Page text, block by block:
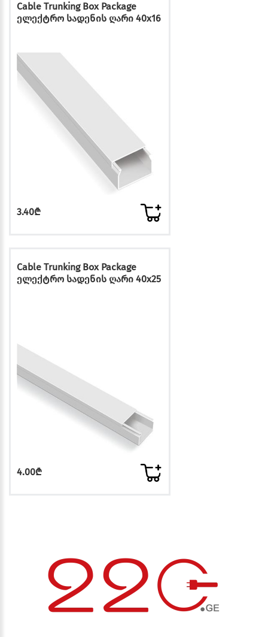
Cable Trunking Box Package
ელექტრო სადენის ღარი 40x16
3.40₾
Cable Trunking Box Package
ელექტრო სადენის ღარი 40x25
4.00₾